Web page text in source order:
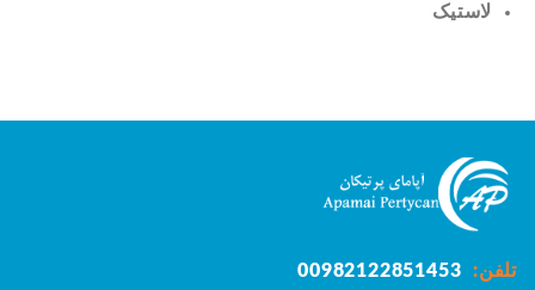
لاستیک
تلفن: 00982122851453